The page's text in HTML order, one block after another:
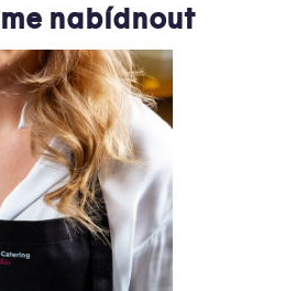
nabídnout